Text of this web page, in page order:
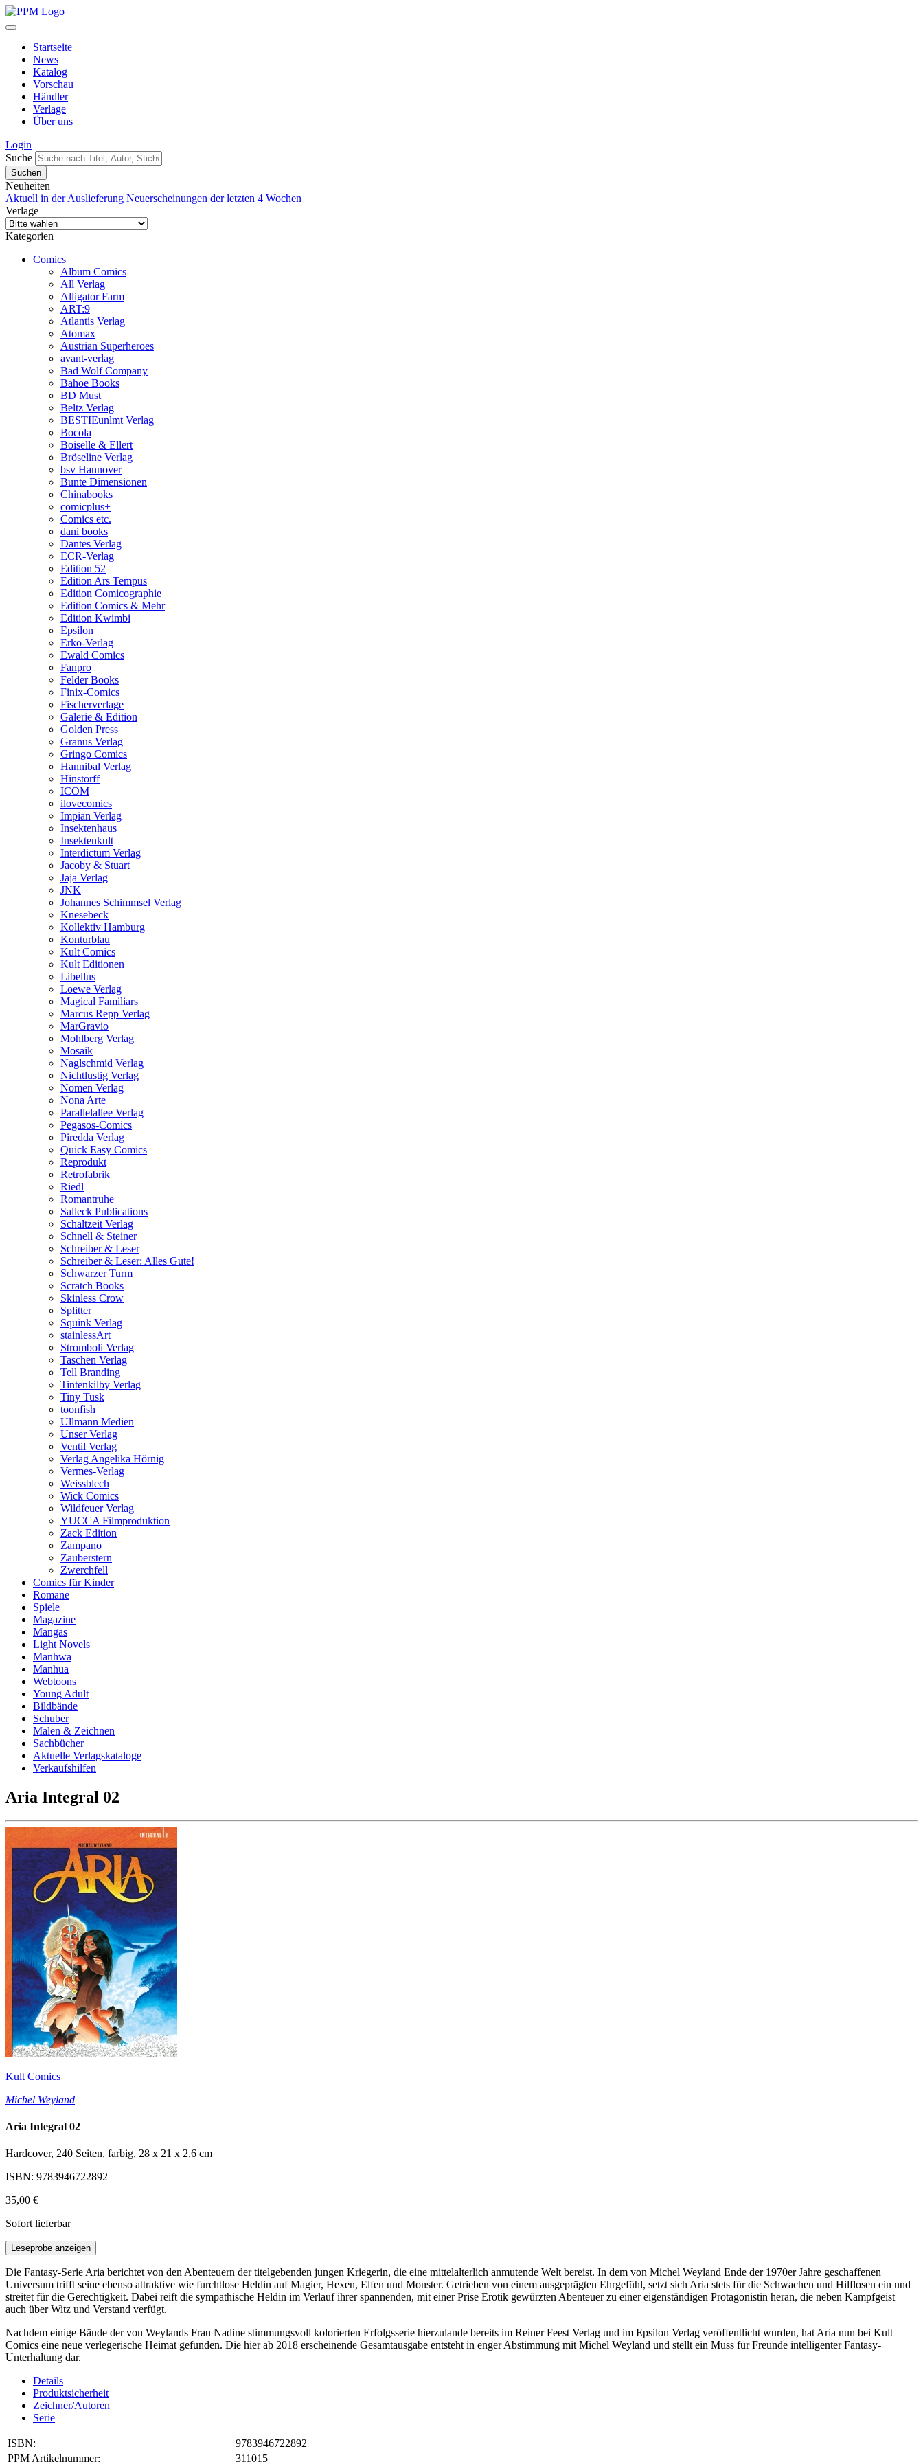
Startseite
News
Katalog
Vorschau
Händler
Verlage
Über uns
Login
Suche
Neuheiten
Aktuell in der Auslieferung Neuerscheinungen der letzten 4 Wochen
Verlage
Kategorien
Comics
Album Comics
All Verlag
Alligator Farm
ART:9
Atlantis Verlag
Atomax
Austrian Superheroes
avant-verlag
Bad Wolf Company
Bahoe Books
BD Must
Beltz Verlag
BESTIEunlmt Verlag
Bocola
Boiselle & Ellert
Bröseline Verlag
bsv Hannover
Bunte Dimensionen
Chinabooks
comicplus+
Comics etc.
dani books
Dantes Verlag
ECR-Verlag
Edition 52
Edition Ars Tempus
Edition Comicographie
Edition Comics & Mehr
Edition Kwimbi
Epsilon
Erko-Verlag
Ewald Comics
Fanpro
Felder Books
Finix-Comics
Fischerverlage
Galerie & Edition
Golden Press
Granus Verlag
Gringo Comics
Hannibal Verlag
Hinstorff
ICOM
ilovecomics
Impian Verlag
Insektenhaus
Insektenkult
Interdictum Verlag
Jacoby & Stuart
Jaja Verlag
JNK
Johannes Schimmsel Verlag
Knesebeck
Kollektiv Hamburg
Konturblau
Kult Comics
Kult Editionen
Libellus
Loewe Verlag
Magical Familiars
Marcus Repp Verlag
MarGravio
Mohlberg Verlag
Mosaik
Naglschmid Verlag
Nichtlustig Verlag
Nomen Verlag
Nona Arte
Parallelallee Verlag
Pegasos-Comics
Piredda Verlag
Quick Easy Comics
Reprodukt
Retrofabrik
Riedl
Romantruhe
Salleck Publications
Schaltzeit Verlag
Schnell & Steiner
Schreiber & Leser
Schreiber & Leser: Alles Gute!
Schwarzer Turm
Scratch Books
Skinless Crow
Splitter
Squink Verlag
stainlessArt
Stromboli Verlag
Taschen Verlag
Tell Branding
Tintenkilby Verlag
Tiny Tusk
toonfish
Ullmann Medien
Unser Verlag
Ventil Verlag
Verlag Angelika Hörnig
Vermes-Verlag
Weissblech
Wick Comics
Wildfeuer Verlag
YUCCA Filmproduktion
Zack Edition
Zampano
Zauberstern
Zwerchfell
Comics für Kinder
Romane
Spiele
Magazine
Mangas
Light Novels
Manhwa
Manhua
Webtoons
Young Adult
Bildbände
Schuber
Malen & Zeichnen
Sachbücher
Aktuelle Verlagskataloge
Verkaufshilfen
Aria Integral 02
Kult Comics
Michel Weyland
Aria Integral 02
Hardcover, 240 Seiten, farbig, 28 x 21 x 2,6 cm
ISBN: 9783946722892
35,00 €
Sofort lieferbar
Leseprobe anzeigen
Die Fantasy-Serie Aria berichtet von den Abenteuern der titelgebenden jungen Kriegerin, die eine mittelalterlich anmutende Welt bereist. In dem von Michel Weyland Ende der 1970er Jahre geschaffenen
Universum trifft seine ebenso attraktive wie furchtlose Heldin auf Magier, Hexen, Elfen und Monster. Getrieben von einem ausgeprägten Ehrgefühl, setzt sich Aria stets für die Schwachen und Hilflosen ein und
streitet für die Gerechtigkeit. Dabei reift die sympathische Heldin im Verlauf ihrer spannenden, mit einer Prise Erotik gewürzten Abenteuer zu einer eigenständigen Protagonistin heran, die neben Kampfgeist
auch über Witz und Verstand verfügt.
Nachdem einige Bände der von Weylands Frau Nadine stimmungsvoll kolorierten Erfolgsserie hierzulande bereits im Reiner Feest Verlag und im Epsilon Verlag veröffentlicht wurden, hat Aria nun bei Kult
Comics eine neue verlegerische Heimat gefunden. Die hier ab 2018 erscheinende Gesamtausgabe entsteht in enger Abstimmung mit Michel Weyland und stellt ein Muss für Freunde intelligenter Fantasy-
Unterhaltung dar.
Details
Produktsicherheit
Zeichner/Autoren
Serie
ISBN:
9783946722892
PPM Artikelnummer:
311015